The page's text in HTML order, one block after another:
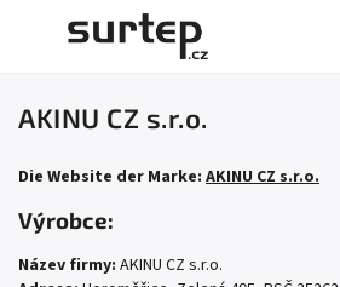
AKINU CZ s.r.o.
Die Website der Marke: AKINU CZ s.r.o.
Výrobce:
Název firmy: AKINU CZ s.r.o.